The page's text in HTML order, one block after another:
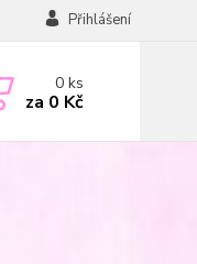
Přihlášení
0ks
za 0 Kč